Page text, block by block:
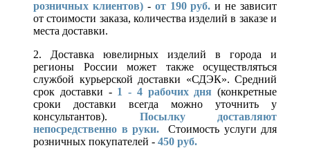
розничных клиентов)- от 190 руб. и не зависит
от стоимости заказа, количества изделий в заказе и
места доставки.
2. Доставка ювелирных изделий в города и
регионы России может также осуществляться
службой курьерской доставки «СДЭК». Средний
срок доставки - 1 - 4 рабочих дня (конкретные
сроки доставки всегда можно уточнить у
консультантов). Посылку доставляют
непосредственно в руки.
Стоимость услуги для
розничных покупателей - 450 руб.